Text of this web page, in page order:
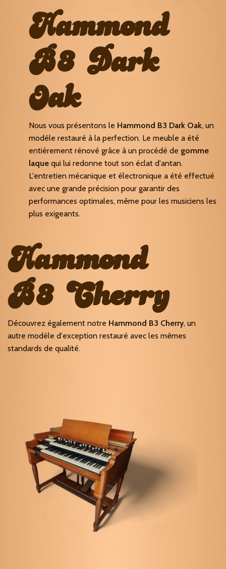
Hammond
B3 Dark
Oak
Nous vous présentons le Hammond B3 Dark Oak, un
modèle restauré à la perfection. Le meuble a été
entièrement rénové grâce à un procédé de gomme
laquequi lui redonne tout son éclat d'antan.
L'entretien mécanique et électronique a été effectué
avec une grande précision pour garantir des
performances optimales, même pour les musiciens les
plus exigeants.
Hammond
B3 Cherry
Découvrez également notre Hammond B3 Cherry, un
autre modèle d'exception restauré avec les mêmes
standards de qualité.